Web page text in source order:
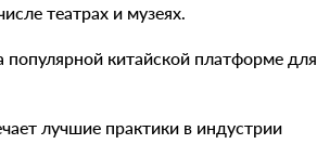
театрах и музеях.
популярной китайской платформе для
лучшие практики в индустрии